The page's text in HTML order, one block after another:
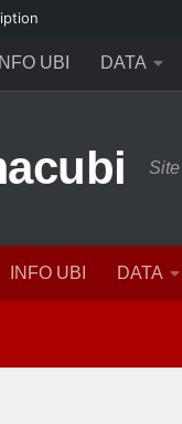
INFO UBI DATA
INFO UBI DATA